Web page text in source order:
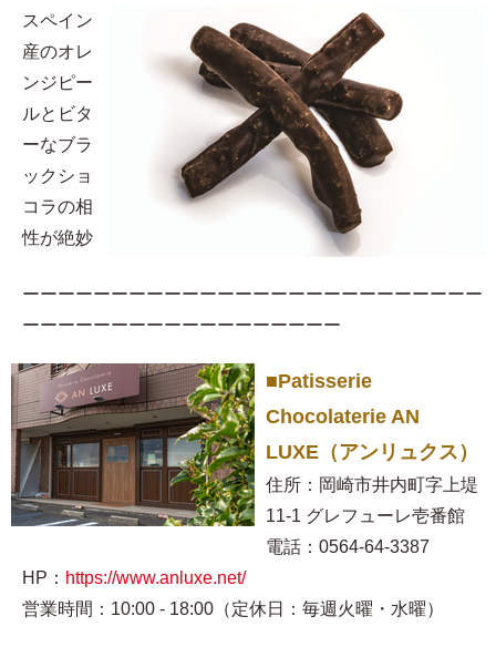
スペイン
産のオレ
ンジピー
ルとビタ
ーなブラ
ックショ
コラの相
性が絶妙
ーーーーーーーーーーーーーーーーーーーーーーーーーー
ーーーーーーーーーーーーーーーーーー
■Patisserie
Chocolaterie AN
LUXE（アンリュクス）
住所：岡崎市井内町字上堤
11-1 グレフューレ壱番館
電話：0564-64-3387
HP： https://www.anluxe.net/
営業時間：10:00 - 18:00（定休日：毎週火曜・水曜）